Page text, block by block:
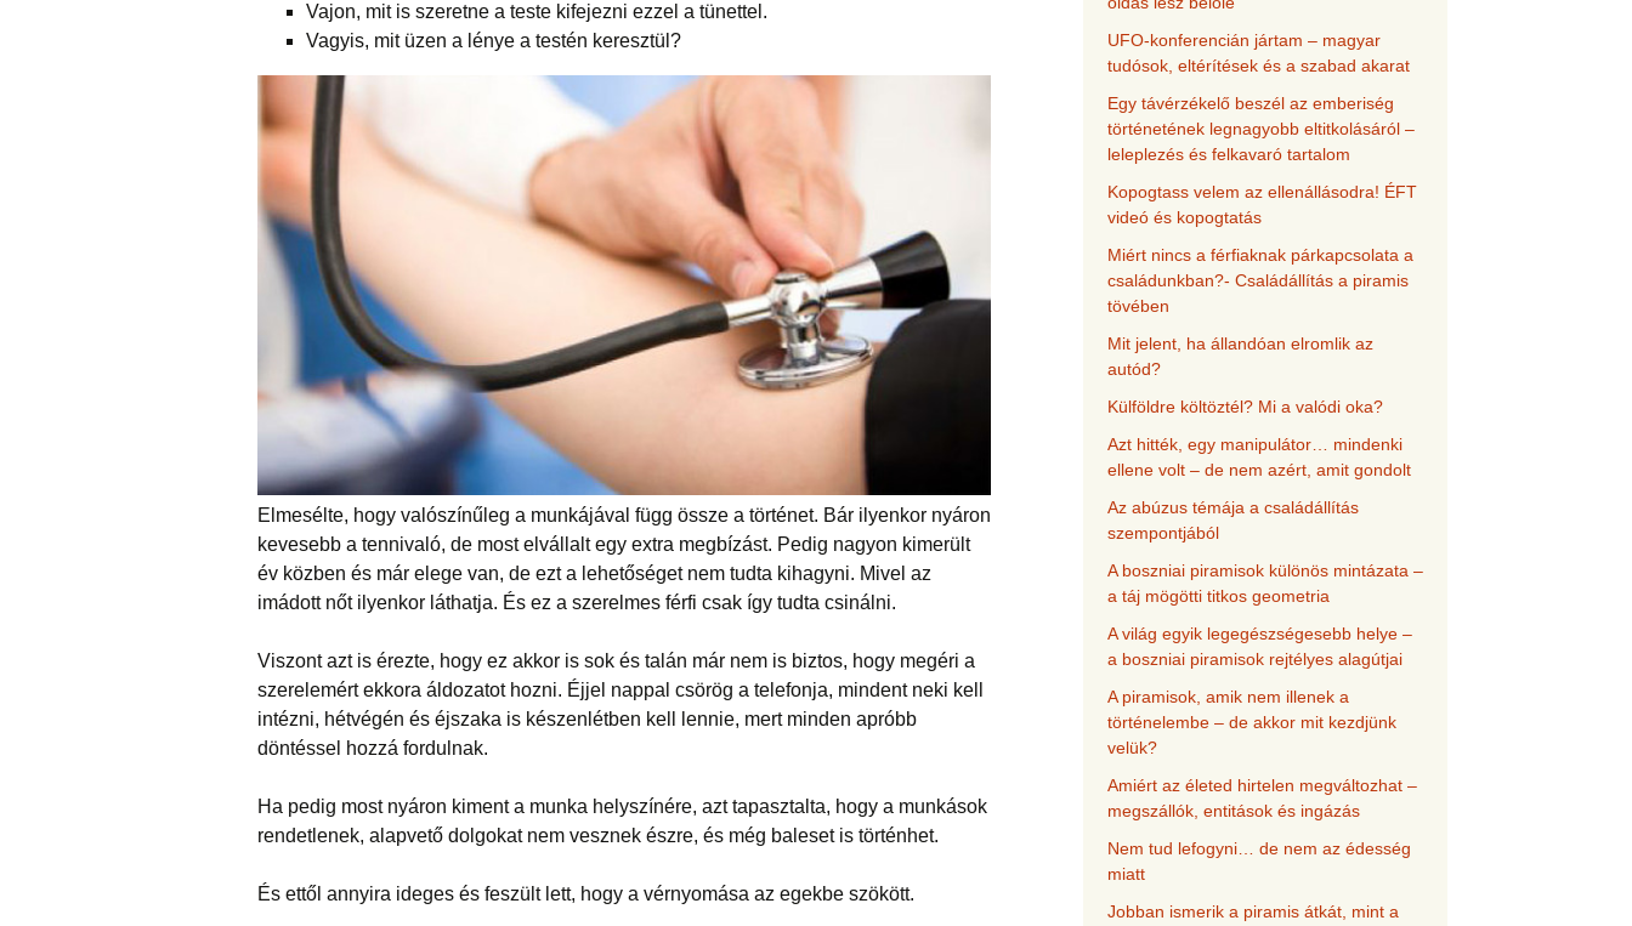
foglalkozások
Vajon, mit is szeretne a teste kifejezni ezzel a tünettel.
Vagyis, mit üzen a lénye a testén keresztül?
Elmesélte, hogy valószínűleg a munkájával függ össze a történet. Bár ilyenkor nyáron
kevesebb a tennivaló, de most elvállalt egy extra megbízást. Pedig nagyon kimerült
év közben és már elege van, de ezt a lehetőséget nem tudta kihagyni. Mivel az
imádott nőt ilyenkor láthatja. És ez a szerelmes férfi csak így tudta csinálni.
Viszont azt is érezte, hogy ez akkor is sok és talán már nem is biztos, hogy megéri a
szerelemért ekkora áldozatot hozni. Éjjel nappal csörög a telefonja, mindent neki kell
intézni, hétvégén és éjszaka is készenlétben kell lennie, mert minden apróbb
döntéssel hozzá fordulnak.
Ha pedig most nyáron kiment a munka helyszínére, azt tapasztalta, hogy a munkások
rendetlenek, alapvető dolgokat nem vesznek észre, és még baleset is történhet.
És ettől annyira ideges és feszült lett, hogy a vérnyomása az egekbe szökött.
UFO-konferencián jártam – magyar
tudósok, eltérítések és a szabad akarat
Egy távérzékelő beszél az emberiség
történetének legnagyobb eltitkolásáról –
leleplezés és felkavaró tartalom
Kopogtass velem az ellenállásodra! ÉFT
videó és kopogtatás
Miért nincs a férfiaknak párkapcsolata a
családunkban?- Családállítás a piramis
tövében
Mit jelent, ha állandóan elromlik az
autód?
Külföldre költöztél? Mi a valódi oka?
Azt hitték, egy manipulátor… mindenki
ellene volt – de nem azért, amit gondolt
Az abúzus témája a családállítás
szempontjából
A boszniai piramisok különös mintázata –
a táj mögötti titkos geometria
A világ egyik legegészségesebb helye –
a boszniai piramisok rejtélyes alagútjai
A piramisok, amik nem illenek a
történelembe – de akkor mit kezdjünk
velük?
Amiért az életed hirtelen megváltozhat –
megszállók, entitások és ingázás
Nem tud lefogyni… de nem az édesség
miatt
Jobban ismerik a piramis átkát, mint a